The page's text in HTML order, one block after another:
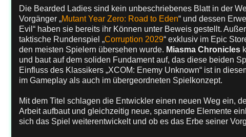
Die Bearded Ladies sind kein unbeschriebenes Blatt in der
Vorgänger „Mutant Year Zero: Road to Eden“ und dessen
Evil“ haben sie bereits ihr Können unter Beweis gestellt.
taktische Rundenspiel „Corruption 2029“ exklusiv im Epic
den meisten Spielern übersehen wurde. Miasma Chronicles
und baut auf dem soliden Fundament auf, das diese beiden
Einfluss des Klassikers „XCOM: Enemy Unknown“ ist in
im Gameplay als auch im übergeordneten Spielkonzept.
Mit dem Titel schlagen die Entwickler einen neuen Weg ein,
Arbeit aufbaut und gleichzeitig neue, spannende Elemente
sich das Spiel weiterentwickelt und ob es das Erbe seiner